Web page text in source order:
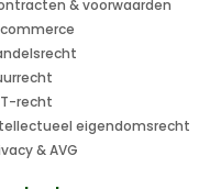
& voorwaarden
recht
eigendomsrecht
& AVG